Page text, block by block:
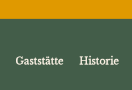
Gaststätte Historie